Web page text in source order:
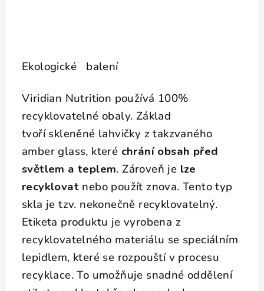
Ekologické balení
Viridian Nutrition používá 100%
recyklovatelné obaly. Základ
tvoří skleněné lahvičky z takzvaného
amber glass, které chrání obsah před
světlem a teplem. Zároveň je lze
recyklovat nebo použít znova. Tento typ
skla je tzv. nekonečně recyklovatelný.
Etiketa produktu je vyrobena z
recyklovatelného materiálu se speciálním
lepidlem, které se rozpouští v procesu
recyklace. To umožňuje snadné oddělení